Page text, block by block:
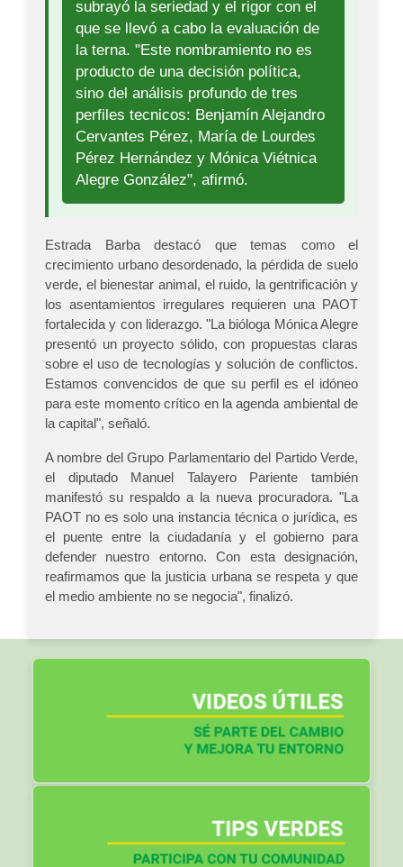
subrayó la seriedad y el rigor con el
que se llevó a cabo la evaluación de
la terna. "Este nombramiento no es
producto de una decisión política,
sino del análisis profundo de tres
perfiles tecnicos: Benjamín Alejandro
Cervantes Pérez, María de Lourdes
Pérez Hernández y Mónica Viétnica
Alegre González", afirmó.
Estrada Barba destacó que temas como el
crecimiento urbano desordenado, la pérdida de suelo
verde, el bienestar animal, el ruido, la gentrificación y
los asentamientos irregulares requieren una PAOT
fortalecida y con liderazgo. "La bióloga Mónica Alegre
presentó un proyecto sólido, con propuestas claras
sobre el uso de tecnologías y solución de conflictos.
Estamos convencidos de que su perfil es el idóneo
para este momento crítico en la agenda ambiental de
la capital", señaló.
A nombre del Grupo Parlamentario del Partido Verde,
el diputado Manuel Talayero Pariente también
manifestó su respaldo a la nueva procuradora. "La
PAOT no es solo una instancia técnica o jurídica, es
el puente entre la ciudadanía y el gobierno para
defender nuestro entorno. Con esta designación,
reafirmamos que la justicia urbana se respeta y que
el medio ambiente no se negocia", finalizó.